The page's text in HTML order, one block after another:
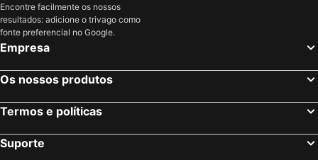
Acca Palace
ibis Styles Milano Centro
iH Hotels Milano Lorenteggio
Biocity
Hotel Villa Giovanna Milano
Hotel Galileo
Hotel Dateo Milano
Hotel Stradivari
Spice Milano
Encontre facilmente os nossos
resultados: adicione o trivago como
fonte preferencial no Google.
Empresa
Os nossos produtos
Termos e políticas
Suporte